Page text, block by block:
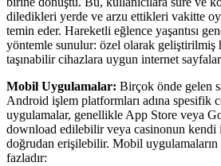
diledikleri yerde ve arzu ettikleri vakitte
temin eder. Hareketli eğlence yaşantısı
yöntemle sunulur: özel olarak geliştirilmiş
taşınabilir cihazlara uygun internet
Mobil Uygulamalar: Birçok önde gelen
Android işlem platformları adına spesifik
uygulamalar, genellikle App Store veya
download edilebilir veya casinonun kendi
doğrudan erişilebilir. Mobil
fazladır: